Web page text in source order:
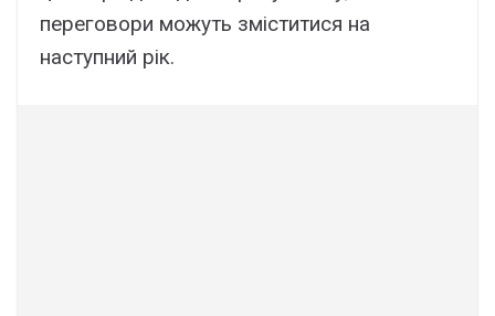
переговори можуть зміститися на
наступний рік.